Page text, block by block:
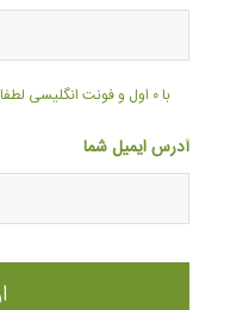
با ۰ اول و فونت انگلیسی لطفا!
آدرس ایمیل شما